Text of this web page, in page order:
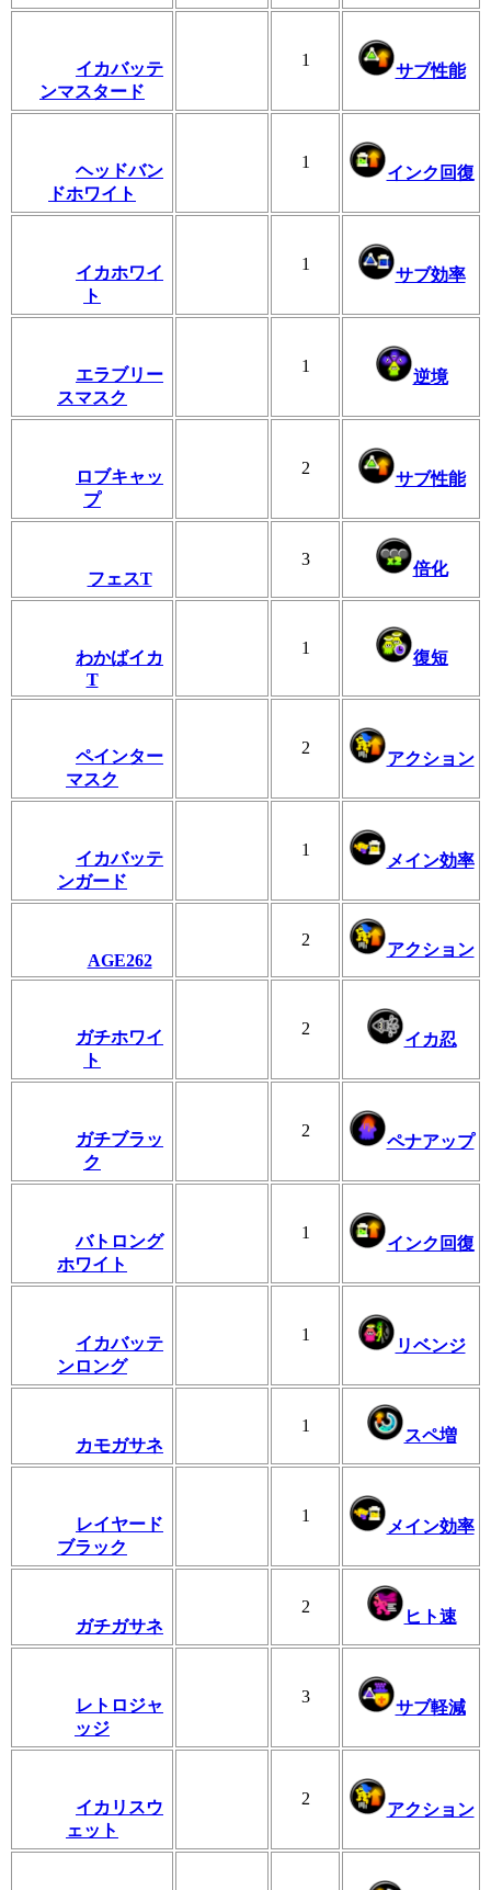
イカバッテ
ンマスタード
1
サブ性能
ヘッドバン
ドホワイト
1
インク回復
イカホワイ
ト
1
サブ効率
エラブリー
スマスク
1
逆境
ロブキャッ
プ
2
サブ性能
フェスT
3
倍化
わかばイカ
T
1
復短
ペインター
マスク
2
アクション
イカバッテ
ンガード
1
メイン効率
AGE262
2
アクション
ガチホワイ
ト
2
イカ忍
ガチブラッ
ク
2
ペナアップ
バトロング
ホワイト
1
インク回復
イカバッテ
ンロング
1
リベンジ
カモガサネ
1
スペ増
レイヤード
ブラック
1
メイン効率
ガチガサネ
2
ヒト速
レトロジャ
ッジ
3
サブ軽減
イカリスウ
ェット
2
アクション